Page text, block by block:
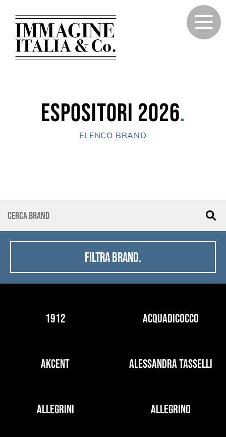
Espositori 2026.
ELENCO BRAND
FILTRA BRAND.
1912 ACQUADICOCCO
AKCENT ALESSANDRA TASSELLI
ALLEGRINI ALLEGRINO